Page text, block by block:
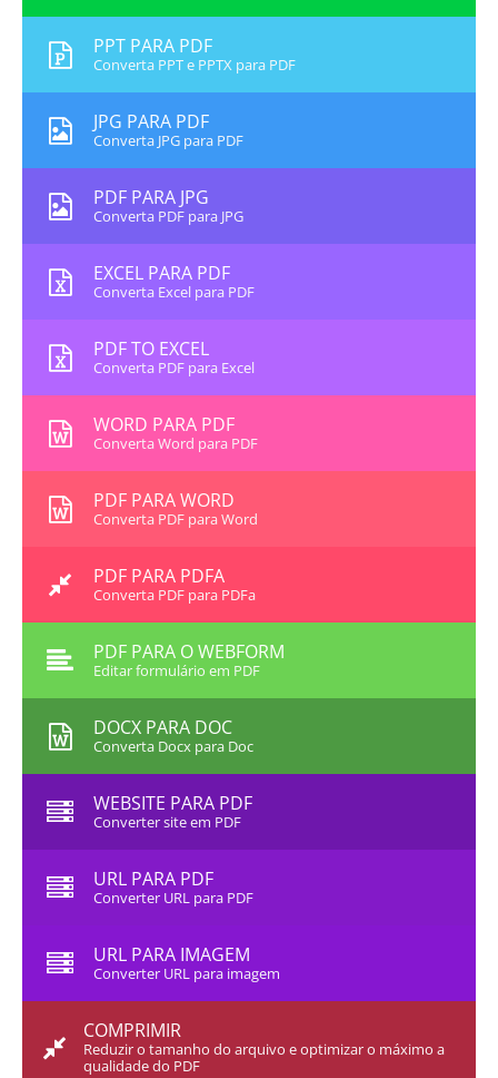
PPT PARA PDF
Converta PPT e PPTX para PDF
JPG PARA PDF
Converta JPG para PDF
PDF PARA JPG
Converta PDF para JPG
EXCEL PARA PDF
Converta Excel para PDF
PDF TO EXCEL
Converta PDF para Excel
WORD PARA PDF
Converta Word para PDF
PDF PARA WORD
Converta PDF para Word
PDF PARA PDFA
Converta PDF para PDFa
PDF PARA O WEBFORM
Editar formulário em PDF
DOCX PARA DOC
Converta Docx para Doc
WEBSITE PARA PDF
Converter site em PDF
URL PARA PDF
Converter URL para PDF
URL PARA IMAGEM
Converter URL para imagem
COMPRIMIR
Reduzir o tamanho do arquivo e optimizar o máximo a
qualidade do PDF